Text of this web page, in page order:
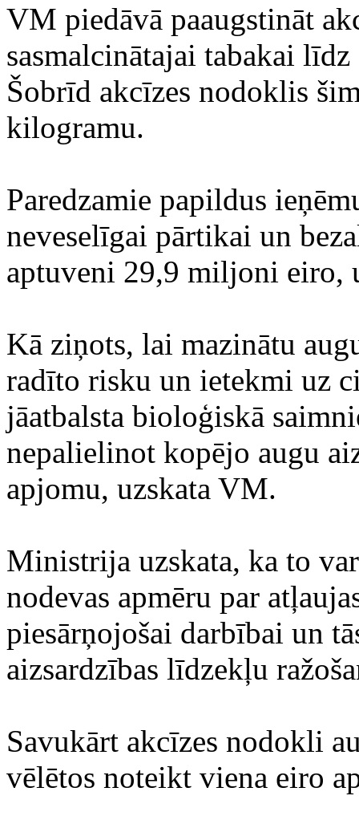
VM piedāvā paaugstināt
sasmalcinātajai tabakai
Šobrīd akcīzes nodoklis
kilogramu.
Paredzamie papildus
neveselīgai pārtikai un
aptuveni 29,9 miljoni eiro,
Kā ziņots, lai mazinātu
radīto risku un ietekmi uz
jāatbalsta bioloģiskā
nepalielinot kopējo augu
apjomu, uzskata VM.
Ministrija uzskata, ka to
nodevas apmēru par
piesārņojošai darbībai un
aizsardzības līdzekļu
Savukārt akcīzes nodokli
vēlētos noteikt viena eiro